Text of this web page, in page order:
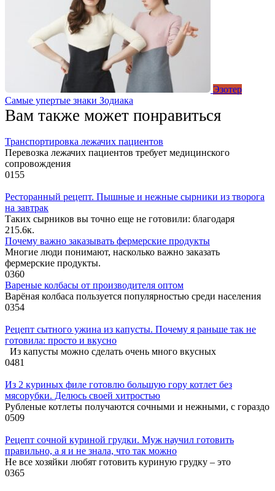
Эзотер
Самые упертые знаки Зодиака
Вам также может понравиться
Транспортировка лежачих пациентов
Перевозка лежачих пациентов требует медицинского
сопровождения
0155
Ресторанный рецепт. Пышные и нежные сырники из творога
на завтрак
Таких сырников вы точно еще не готовили: благодаря
215.6к.
Почему важно заказывать фермерские продукты
Многие люди понимают, насколько важно заказать
фермерские продукты.
0360
Вареные колбасы от производителя оптом
Варёная колбаса пользуется популярностью среди населения
0354
Рецепт сытного ужина из капусты. Почему я раньше так не
готовила: просто и вкусно
Из капусты можно сделать очень много вкусных
0481
Из 2 куриных филе готовлю большую гору котлет без
мясорубки. Делюсь своей хитростью
Рубленые котлеты получаются сочными и нежными, с гораздо
0509
Рецепт сочной куриной грудки. Муж научил готовить
правильно, а я и не знала, что так можно
Не все хозяйки любят готовить куриную грудку – это
0365